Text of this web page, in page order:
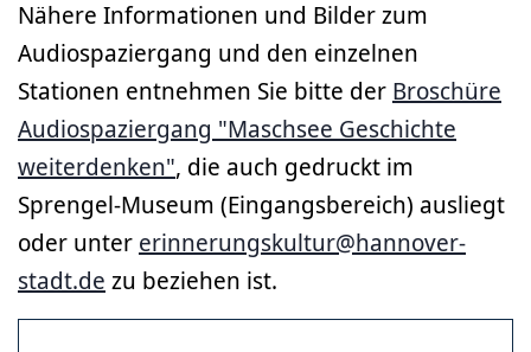
Nähere Informationen und Bilder zum
Audiospaziergang und den einzelnen
Stationen entnehmen Sie bitte der Broschüre
Audiospaziergang "Maschsee Geschichte
weiterdenken", die auch gedruckt im
Sprengel-Museum (Eingangsbereich) ausliegt
oder unter erinnerungskultur@hannover-
stadt.de zu beziehen ist.